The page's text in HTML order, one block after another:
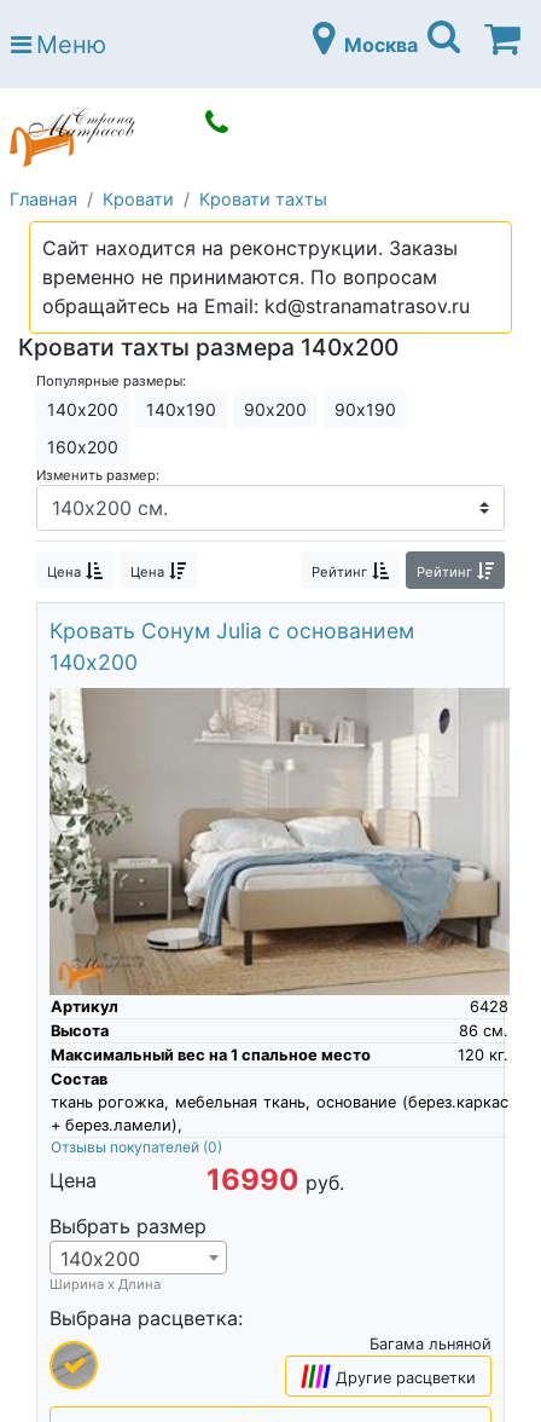
Страна матрасов
Open submenu (Матрасы)
Open submenu (Кровати)
Кровати
Open submenu (Аксессуары)
Open submenu (Диваны)
Диваны
Open submenu (Постельное белье)
Постельное белье
Open submenu (Мебель)
Мебель
Open submenu (Основания)
Основания
Open submenu (Детские матрасы)
Детские матрасы
Open submenu (Детские кровати)
Детские кровати
Open submenu (Шкафы)
Шкафы
О компании
Контакты
Доставка по городу
Меню Москва
Главная Кровати Кровати тахты
Сайт находится на реконструкции. Заказы
временно не принимаются. По вопросам
обращайтесь на Email: kd@stranamatrasov.ru
Кровати тахты размера 140x200
Популярные размеры:
140х200 140х190 90х200
90х190
160х200
Изменить размер:
Цена Цена Рейтинг Рейтинг
Кровать Сонум Julia с основанием
140х200
Артикул
6428
Высота
см.
86
Максимальный вес на 1 спальное место
кг.
120
Состав
ткань рогожка, мебельная ткань, основание (берез.каркас
+ берез.ламели),
Отзывы покупателей (0)
Цена 16990 руб.
Выбрать размер
140х200
Ширина х Длина
Выбрана расцветка:
Багама льняной
|||| Другие расцветки